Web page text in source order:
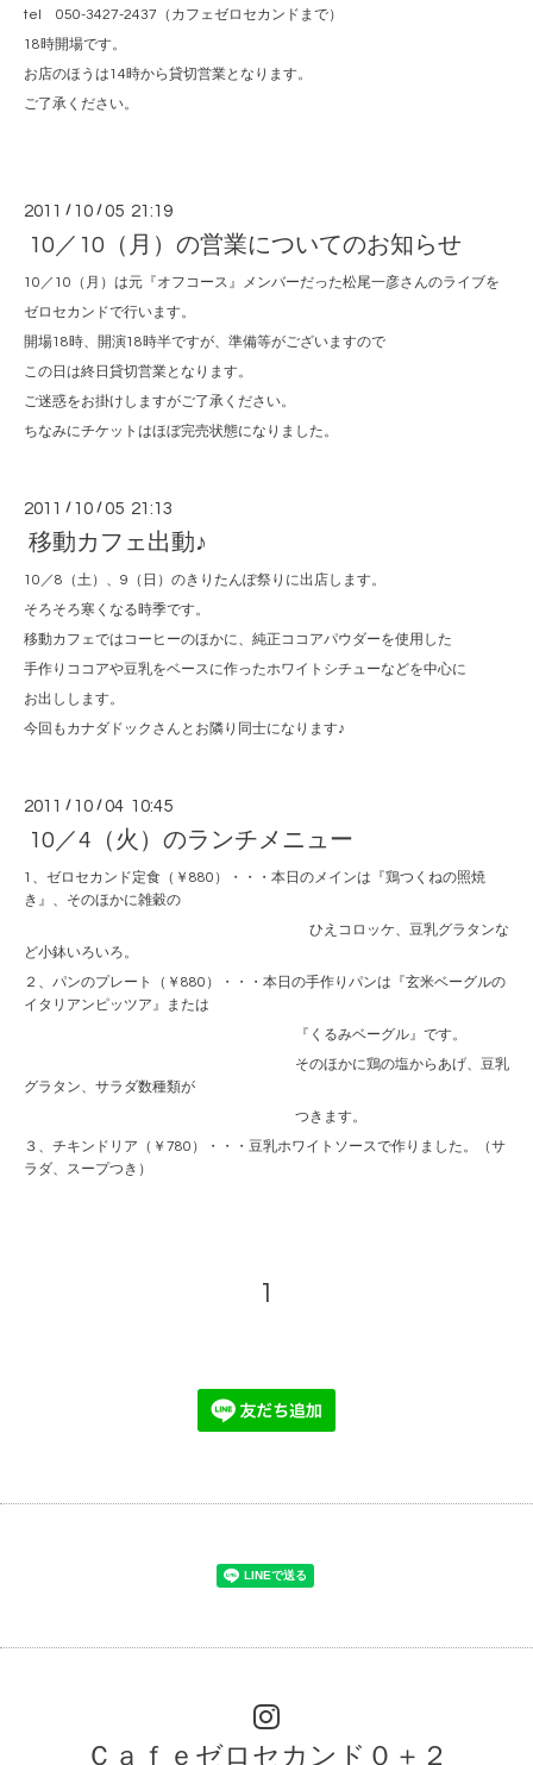
tel 050-3427-2437（カフェゼロセカンドまで）
18時開場です。
お店のほうは14時から貸切営業となります。
ご了承ください。
2011 / 10 /05 21:19
10／10（月）の営業についてのお知らせ
10／10（月）は元『オフコース』メンバーだった松尾一彦さんのライブを
ゼロセカンドで行います。
開場18時、開演18時半ですが、準備等がございますので
この日は終日貸切営業となります。
ご迷惑をお掛けしますがご了承ください。
ちなみにチケットはほぼ完売状態になりました。
2011 / 10 /05 21:13
移動カフェ出動♪
10／8（土）、9（日）のきりたんぽ祭りに出店します。
そろそろ寒くなる時季です。
移動カフェではコーヒーのほかに、純正ココアパウダーを使用した
手作りココアや豆乳をベースに作ったホワイトシチューなどを中心に
お出しします。
今回もカナダドックさんとお隣り同士になります♪
2011 / 10 /04 10:45
10／4（火）のランチメニュー
1、ゼロセカンド定食（￥880）・・・本日のメインは『鶏つくねの照焼
き』、そのほかに雑穀の
ひえコロッケ、豆乳グラタンな
ど小鉢いろいろ。
２、パンのプレート（￥880）・・・本日の手作りパンは『玄米ベーグルの
イタリアンピッツア』または
『くるみベーグル』です。
そのほかに鶏の塩からあげ、豆乳
グラタン、サラダ数種類が
つきます。
３、チキンドリア（￥780）・・・豆乳ホワイトソースで作りました。（サ
ラダ、スープつき）
1
Ｃａｆｅゼロセカンド０＋２